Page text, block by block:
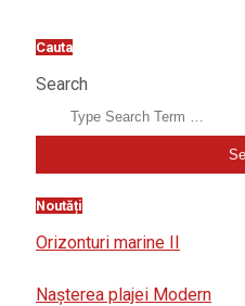
Cauta
Search
Noutăți
Orizonturi marine II
Nașterea plajei Modern